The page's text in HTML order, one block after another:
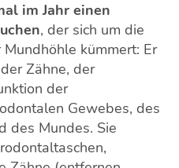
im Jahr einen
, der sich um die
kümmert: Er
Zähne, der
der
Gewebes, des
des Mundes. Sie